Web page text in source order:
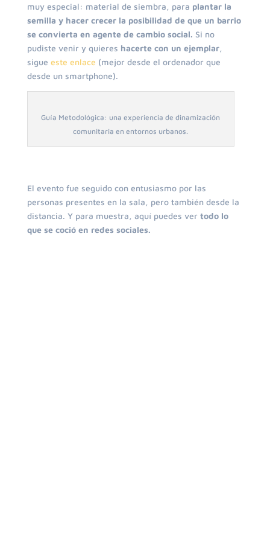
muy especial: material de siembra, para plantar la
semilla y hacer crecer la posibilidad de que un barrio
se convierta en agente de cambio social. Si no
pudiste venir y quieres hacerte con un ejemplar,
sigue este enlace (mejor desde el ordenador que
desde un smartphone).
Guía Metodológica: una experiencia de dinamización
comunitaria en entornos urbanos.
El evento fue seguido con entusiasmo por las
personas presentes en la sala, pero también desde la
distancia. Y para muestra, aquí puedes ver todo lo
que se coció en redes sociales.